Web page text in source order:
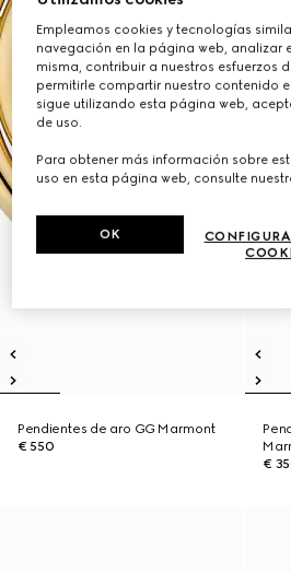
Pendientes de aro GG Marmont
€ 550
€
Empleamos cookies y tecnologías
navegación en la página web, analizar
misma, contribuir a nuestros esfuerzos
permitirle compartir nuestro contenido
sigue utilizando esta página web,
de uso.
Para obtener más información sobre
uso en esta página web, consulte
OK